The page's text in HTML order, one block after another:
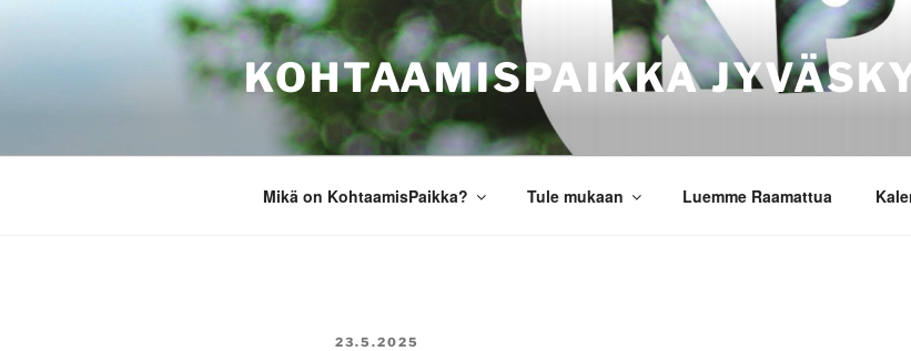
KOHTAAMISPAIKKA
Mikä on KohtaamisPaikka? Tule mukaan Luemme Raamattua
JULKAISTU
23.5.2025